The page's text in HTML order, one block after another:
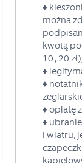
♦
można
kwotą
10 , 20
♦
♦
♦ opłatę
♦
i wiatru,